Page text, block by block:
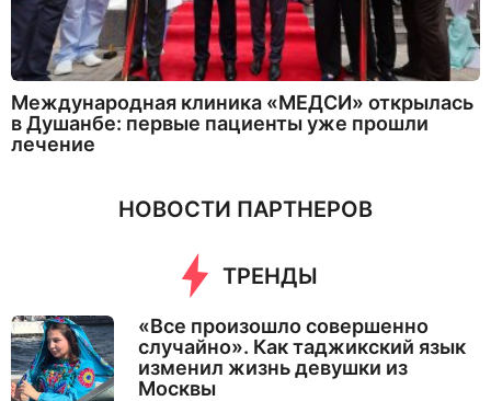
Международная клиника «МЕДСИ» открылась
в Душанбе: первые пациенты уже прошли
лечение
НОВОСТИ ПАРТНЕРОВ
ТРЕНДЫ
«Все произошло совершенно
случайно». Как таджикский язык
изменил жизнь девушки из
Москвы